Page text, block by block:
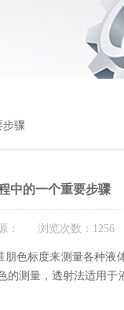
骤
中的一个重要步骤
： 浏览次数：1256
标度来测量各种液
测量，透射法适用于